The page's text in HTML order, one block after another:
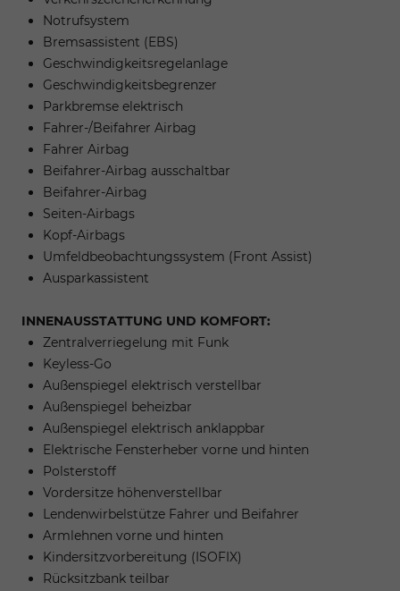
Notrufsystem
Bremsassistent (EBS)
Geschwindigkeitsregelanlage
Geschwindigkeitsbegrenzer
Parkbremse elektrisch
Fahrer-/Beifahrer Airbag
Fahrer Airbag
Beifahrer-Airbag ausschaltbar
Beifahrer-Airbag
Seiten-Airbags
Kopf-Airbags
Umfeldbeobachtungssystem (Front Assist)
Ausparkassistent
INNENAUSSTATTUNG UND KOMFORT:
Zentralverriegelung mit Funk
Keyless-Go
Außenspiegel elektrisch verstellbar
Außenspiegel beheizbar
Außenspiegel elektrisch anklappbar
Elektrische Fensterheber vorne und hinten
Polsterstoff
Vordersitze höhenverstellbar
Lendenwirbelstütze Fahrer und Beifahrer
Armlehnen vorne und hinten
Kindersitzvorbereitung (ISOFIX)
Rücksitzbank teilbar